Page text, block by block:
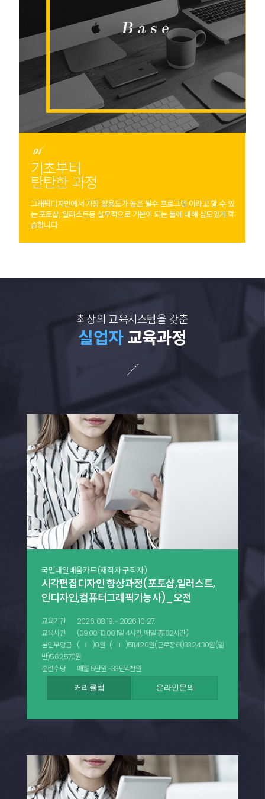
기초부터
탄탄한 과정
그래픽디자인에서 가장 활용도가 높은 필수 프로그램 이라고 할 수 있
는 포토샵, 일러스트등 실무적으로 기본이 되는 툴에 대해 심도있게 학
습합니다.
최상의 교육시스템을 갖춘
실업자교육과정
국민내일배움카드(재직자.구직자)
시각편집디자인 향상과정(포토샵,일러스트,
인디자인,컴퓨터그래픽기능사)_오전
교육기간
2026. 08. 19. ~ 2026. 10. 27.
교육시간
(09:00-13:00 1일 4시간, 매일 총182시간)
본인부담금 (Ⅰ)0원 (Ⅱ)511,420원(근로장려)332,430원(일
반)562,570원
훈련수당
매월 5만원 ~33만4천원